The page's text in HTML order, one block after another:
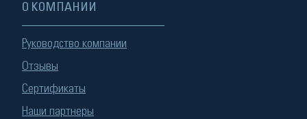
О КОМПАНИИ
Руководство компании
Отзывы
Сертификаты
Наши партнеры